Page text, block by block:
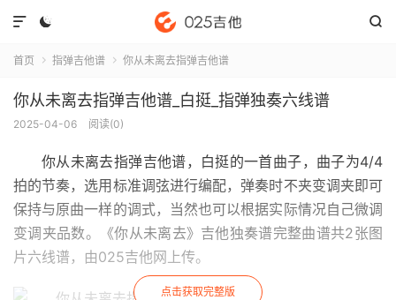
 

首页  指弹吉他谱  你从未离去指弹吉他谱
你从未离去指弹吉他谱_白挺_指弹独奏六线谱
2025-04-06 阅读(0)
你从未离去指弹吉他谱，白挺的一首曲子，曲子为4/4
拍的节奏，选用标准调弦进行编配，弹奏时不夹变调夹即可
保持与原曲一样的调式，当然也可以根据实际情况自己微调
变调夹品数。《你从未离去》吉他独奏谱完整曲谱共2张图
片六线谱，由025吉他网上传。
点击获取完整版